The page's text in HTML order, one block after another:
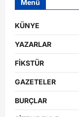
Menü
KÜNYE
YAZARLAR
FİKSTÜR
GAZETELER
BURÇLAR